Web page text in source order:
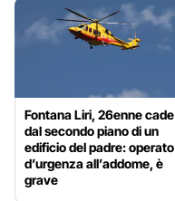
Fontana Liri, 26enne cade
dal secondo piano di un
edificio del padre: operato
d’urgenza all’addome, è
grave